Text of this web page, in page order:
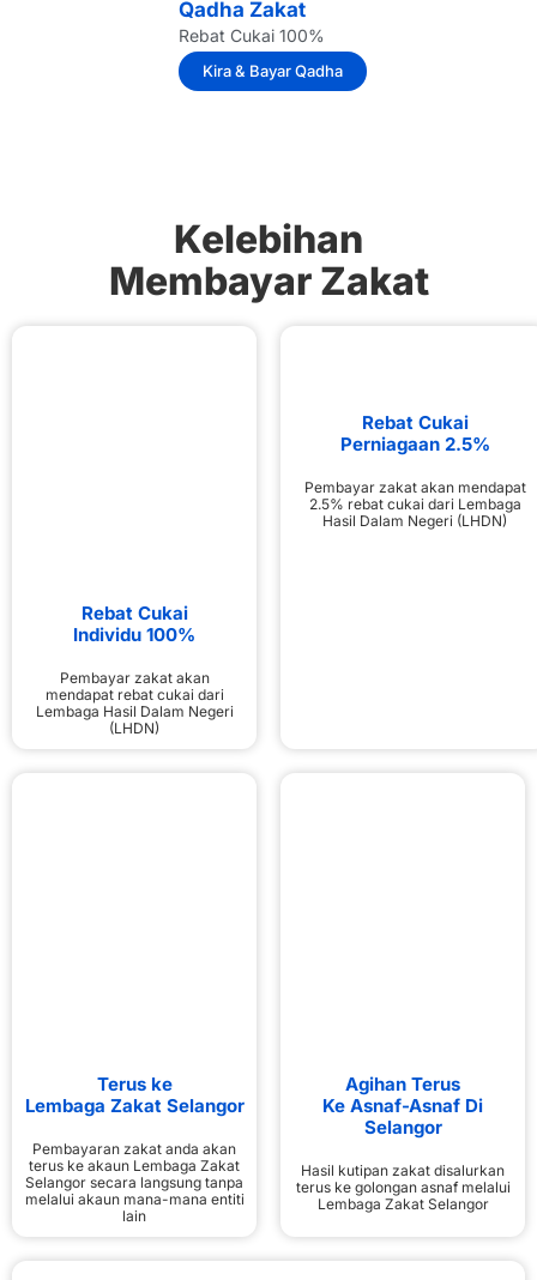
Qadha Zakat
Rebat Cukai 100%
Kira & Bayar Qadha
Kelebihan
Membayar Zakat
Rebat Cukai
Individu 100%
Pembayar zakat akan
mendapat rebat cukai dari
Lembaga Hasil Dalam Negeri
(LHDN)
Rebat Cukai
Perniagaan 2.5%
Pembayar zakat akan mendapat
2.5% rebat cukai dari Lembaga
Hasil Dalam Negeri (LHDN)
Terus ke
Lembaga Zakat Selangor
Pembayaran zakat anda akan
terus ke akaun Lembaga Zakat
Selangor secara langsung tanpa
melalui akaun mana-mana entiti
lain
Agihan Terus
Ke Asnaf-Asnaf Di
Selangor
Hasil kutipan zakat disalurkan
terus ke golongan asnaf melalui
Lembaga Zakat Selangor